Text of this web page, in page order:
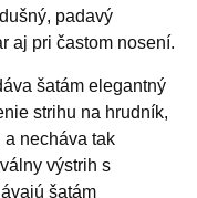
padavý
aj pri častom nosení.
šatám elegantný
strihu na hrudník,
a necháva tak
výstrih s
šatám